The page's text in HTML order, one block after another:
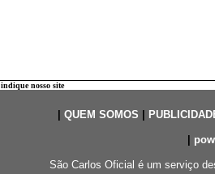
indique nosso site
QUEM SOMOS
São Carlos Oficial é um serviço